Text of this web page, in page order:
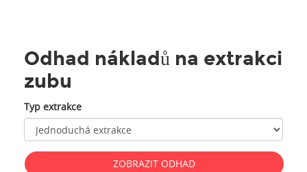
Odhad nákladů na extrakci
zubu
Typ extrakce
ZOBRAZIT ODHAD